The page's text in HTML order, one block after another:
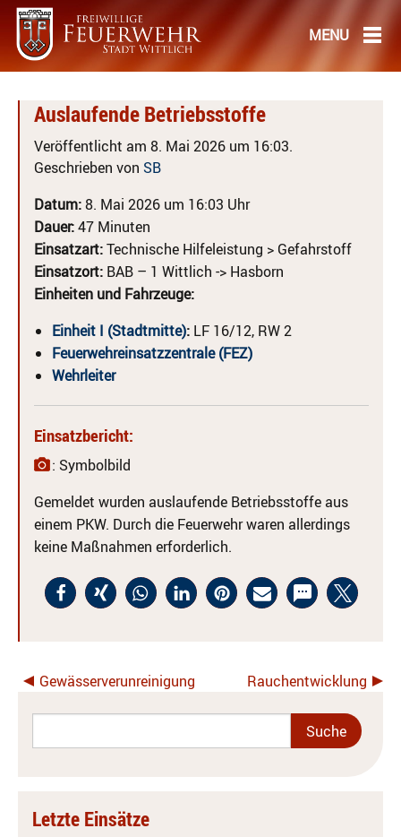
Auslaufende Betriebsstoffe
Veröffentlicht am 8. Mai 2026 um 16:03.
Geschrieben von SB
Datum:8. Mai 2026 um 16:03 Uhr
Dauer:47 Minuten
Einsatzart:Technische Hilfeleistung > Gefahrstoff
Einsatzort: BAB – 1 Wittlich -> Hasborn
Einheiten und Fahrzeuge:
Einheit I (Stadtmitte): LF 16/12, RW 2
Feuerwehreinsatzzentrale (FEZ)
Wehrleiter
Einsatzbericht:
: Symbolbild
Gemeldet wurden auslaufende Betriebsstoffe aus
einem PKW. Durch die Feuerwehr waren allerdings
keine Maßnahmen erforderlich.
Gewässerverunreinigung Rauchentwicklung
Letzte Einsätze